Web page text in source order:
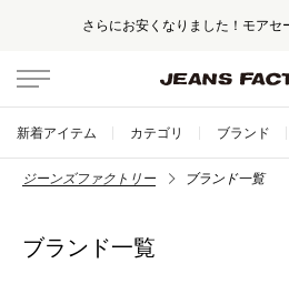
さらにお安くなりました！モアセ
新着アイテム カテゴリ ブランド
ジーンズファクトリー ブランド一覧
ブランド一覧